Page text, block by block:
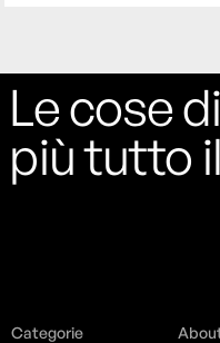
Le cose
più tutto
Categorie